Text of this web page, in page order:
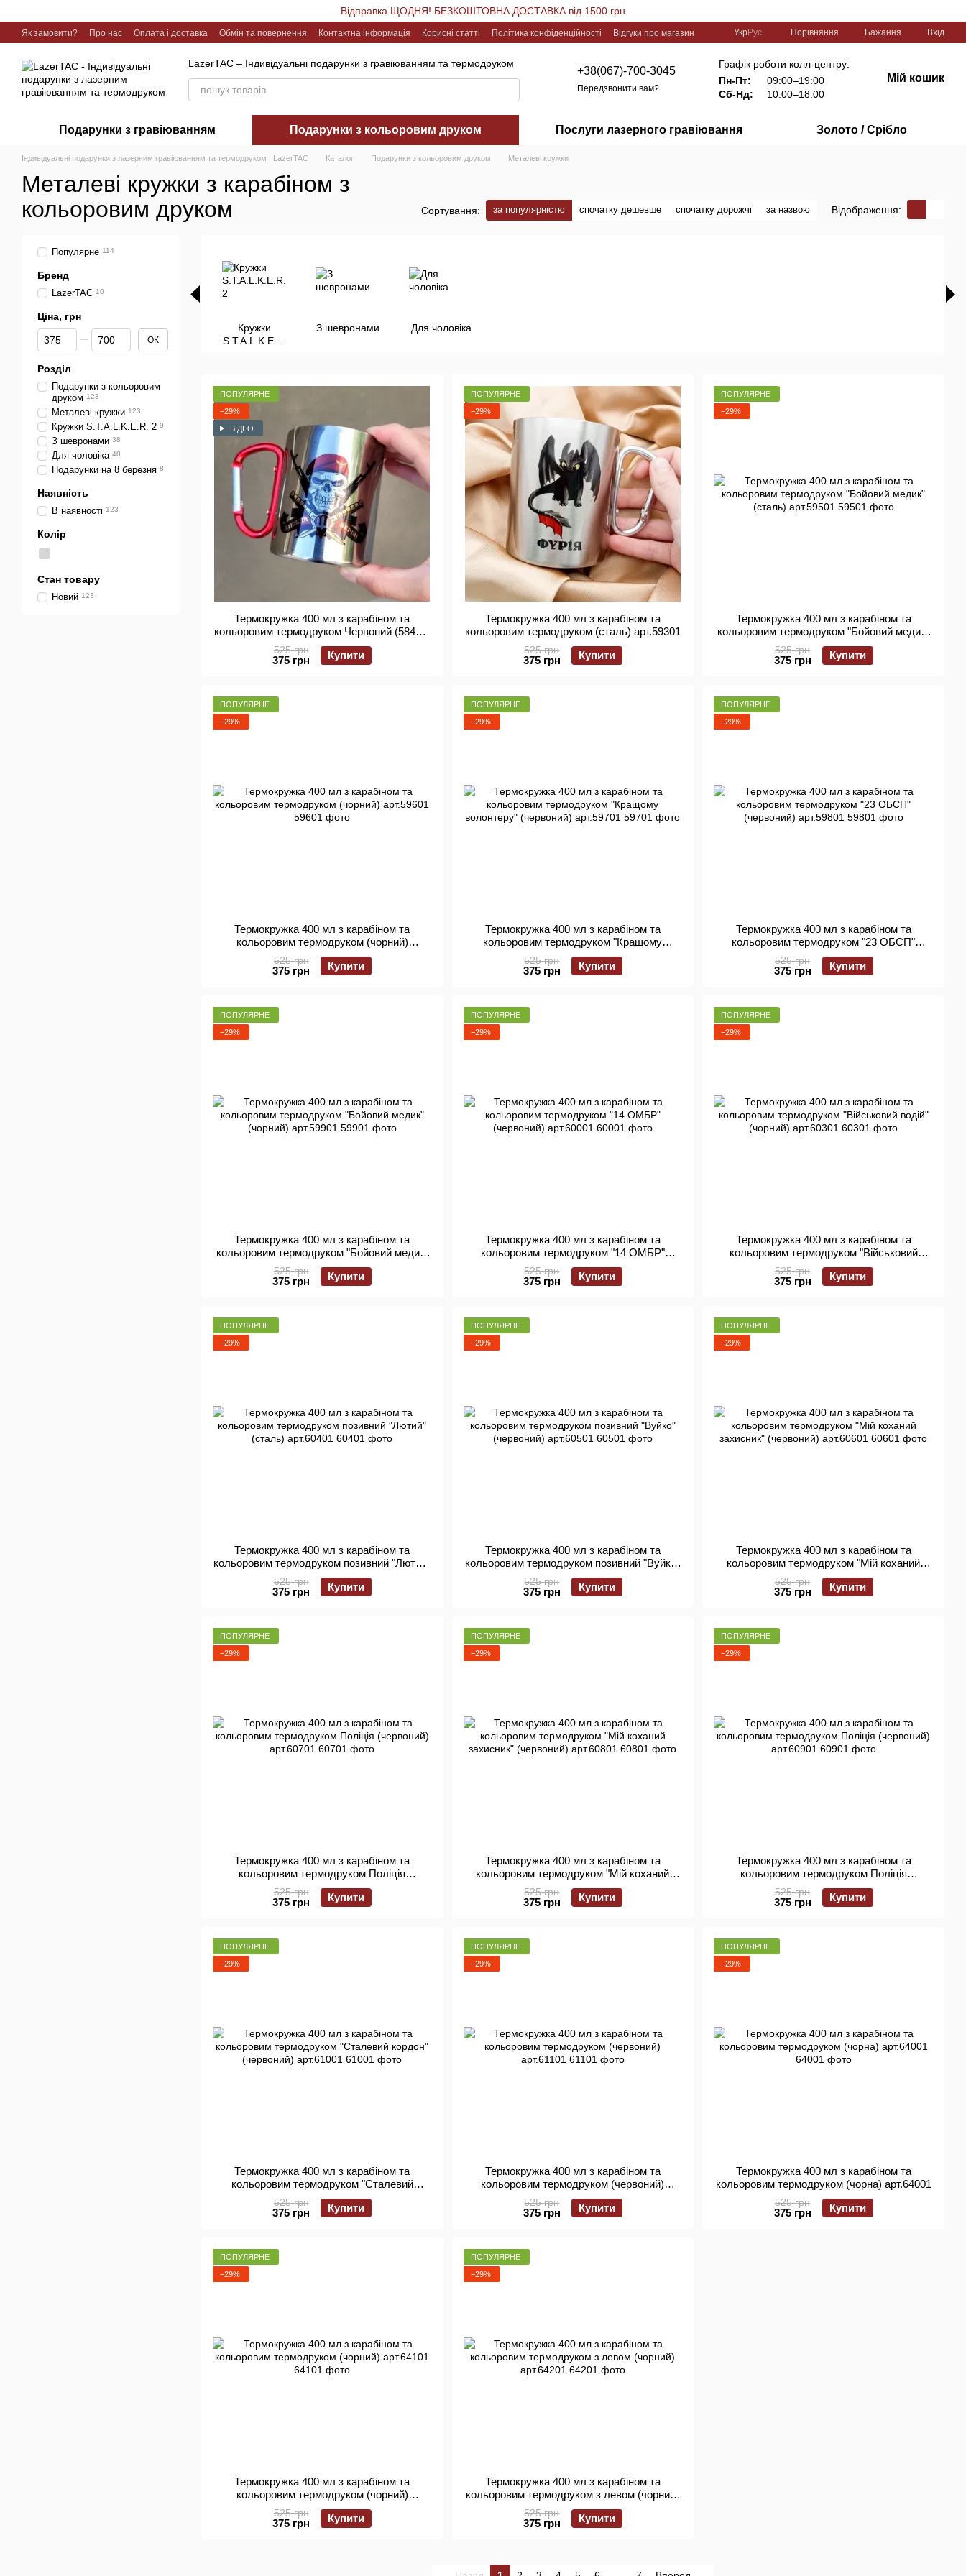
Відправка ЩОДНЯ! БЕЗКОШТОВНА ДОСТАВКА від 1500 грн
Як замовити? Про нас Оплата і доставка Обмін та повернення Контактна інформація Корисні статті Політика конфіденційності
Відгуки про магазин
УкрРус Порівняння Бажання Вхід
LazerTAC – Індивідуальні подарунки з гравіюванням та термодруком
+38(067)-700-3045
Передзвонити вам?
Графік роботи колл-центру:
Пн-Пт:
09:00–19:00
Сб-Нд:
10:00–18:00
Мій кошик
Подарунки з гравіюванням Подарунки з кольоровим друком Послуги лазерного гравіювання Золото / Срібло
Індивідуальні подарунки з лазерним гравіюванням та термодруком | LazerTAC Каталог Подарунки з кольоровим друком Металеві кружки
Металеві кружки з карабіном з
кольоровим друком
Сортування: за популярністю спочатку дешевше спочатку дорожчі за назвою Відображення:
Кружки
S.T.A.L.K.E.R.
З шевронами Для чоловіка
ПОПУЛЯРНЕ
−29%
ВІДЕО
Термокружка 400 мл з карабіном та
кольоровим термодруком Червоний (58401)
+ Індивідуальний друк
525 грн
375 грн Купити
ПОПУЛЯРНЕ
−29%
Термокружка 400 мл з карабіном та
кольоровим термодруком (сталь) арт.59301
525 грн
375 грн Купити
ПОПУЛЯРНЕ
−29%
Термокружка 400 мл з карабіном та
кольоровим термодруком "Бойовий медик"
(сталь) арт.59501
525 грн
375 грн Купити
ПОПУЛЯРНЕ
−29%
Термокружка 400 мл з карабіном та
кольоровим термодруком (чорний)
арт.59601
525 грн
375 грн Купити
ПОПУЛЯРНЕ
−29%
Термокружка 400 мл з карабіном та
кольоровим термодруком "Кращому
волонтеру" (червоний) арт.59701
525 грн
375 грн Купити
ПОПУЛЯРНЕ
−29%
Термокружка 400 мл з карабіном та
кольоровим термодруком "23 ОБСП"
(червоний) арт.59801
525 грн
375 грн Купити
ПОПУЛЯРНЕ
−29%
Термокружка 400 мл з карабіном та
кольоровим термодруком "Бойовий медик"
(чорний) арт.59901
525 грн
375 грн Купити
ПОПУЛЯРНЕ
−29%
Термокружка 400 мл з карабіном та
кольоровим термодруком "14 ОМБР"
(червоний) арт.60001
525 грн
375 грн Купити
ПОПУЛЯРНЕ
−29%
Термокружка 400 мл з карабіном та
кольоровим термодруком "Військовий
водій" (чорний) арт.60301
525 грн
375 грн Купити
ПОПУЛЯРНЕ
−29%
Термокружка 400 мл з карабіном та
кольоровим термодруком позивний "Лютий"
(сталь) арт.60401
525 грн
375 грн Купити
ПОПУЛЯРНЕ
−29%
Термокружка 400 мл з карабіном та
кольоровим термодруком позивний "Вуйко"
(червоний) арт.60501
525 грн
375 грн Купити
ПОПУЛЯРНЕ
−29%
Термокружка 400 мл з карабіном та
кольоровим термодруком "Мій коханий
захисник" (червоний) арт.60601
525 грн
375 грн Купити
ПОПУЛЯРНЕ
−29%
Термокружка 400 мл з карабіном та
кольоровим термодруком Поліція
(червоний) арт.60701
525 грн
375 грн Купити
ПОПУЛЯРНЕ
−29%
Термокружка 400 мл з карабіном та
кольоровим термодруком "Мій коханий
захисник" (червоний) арт.60801
525 грн
375 грн Купити
ПОПУЛЯРНЕ
−29%
Термокружка 400 мл з карабіном та
кольоровим термодруком Поліція
(червоний) арт.60901
525 грн
375 грн Купити
ПОПУЛЯРНЕ
−29%
Термокружка 400 мл з карабіном та
кольоровим термодруком "Сталевий
кордон" (червоний) арт.61001
525 грн
375 грн Купити
ПОПУЛЯРНЕ
−29%
Термокружка 400 мл з карабіном та
кольоровим термодруком (червоний)
арт.61101
525 грн
375 грн Купити
ПОПУЛЯРНЕ
−29%
Термокружка 400 мл з карабіном та
кольоровим термодруком (чорна) арт.64001
525 грн
375 грн Купити
ПОПУЛЯРНЕ
−29%
Термокружка 400 мл з карабіном та
кольоровим термодруком (чорний)
арт.64101
525 грн
375 грн Купити
ПОПУЛЯРНЕ
−29%
Термокружка 400 мл з карабіном та
кольоровим термодруком з левом (чорний)
арт.64201
525 грн
375 грн Купити
Популярне 114
Бренд
LazerTAC 10
Ціна, грн
Від Ціна, грн
До Ціна, грн ОК
Розділ
Подарунки з кольоровим
друком 123
Металеві кружки 123
Кружки S.T.A.L.K.E.R. 2 9
З шевронами 38
Для чоловіка 40
Подарунки на 8 березня 8
Наявність
В наявності 123
Колір
Стан товару
Новий 123